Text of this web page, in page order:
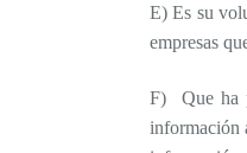
E) Es su
empresas
F) Que ha
información